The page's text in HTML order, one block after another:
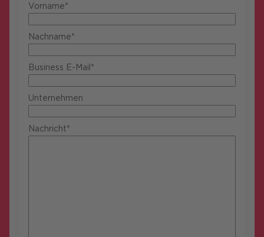
Vorname*
Nachname*
Business E-Mail*
Unternehmen
Nachricht*